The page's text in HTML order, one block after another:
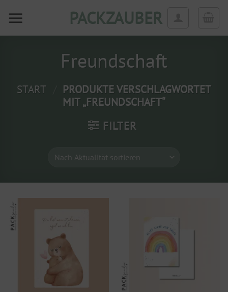
Inhalt
PACKZAUBER
Freundschaft
START
PRODUKTE VERSCHLAGWORTET
MIT „FREUNDSCHAFT“
FILTER